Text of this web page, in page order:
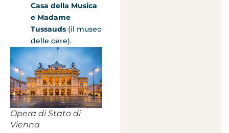
Casa della Musica
e Madame
Tussauds (il museo
delle cere).
Opera di Stato di
Vienna